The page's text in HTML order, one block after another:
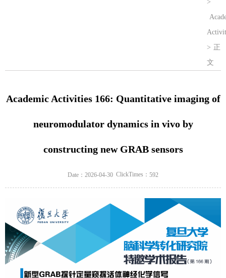
>
> 正
文
Academic Activities 166: Quantitative imaging of
neuromodulator dynamics in vivo by
constructing new GRAB sensors
Date：2026-04-30 ClickTimes： 592